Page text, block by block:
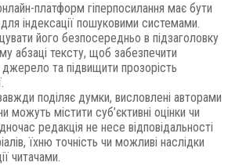
платформ гіперпосилання має бути
індексації пошуковими системами.
його безпосередньо в підзаголовку
абзаці тексту, щоб забезпечити
та підвищити прозорість
поділяє думки, висловлені авторами
можуть містити суб’єктивні оцінки чи
редакція не несе відповідальності
їхню точність чи можливі наслідки
читачами.